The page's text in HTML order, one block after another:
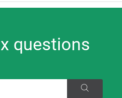
questions